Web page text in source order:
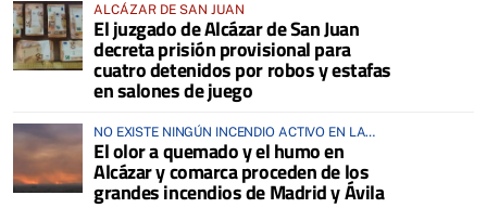
ALCÁZAR DE SAN JUAN
El juzgado de Alcázar de San Juan
decreta prisión provisional para
cuatro detenidos por robos y estafas
en salones de juego
NO EXISTE NINGÚN INCENDIO ACTIVO EN LA
COMARCA
El olor a quemado y el humo en
Alcázar y comarca proceden de los
grandes incendios de Madrid y Ávila